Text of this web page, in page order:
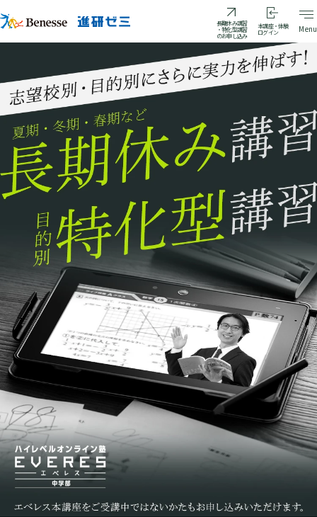
長期休み講習
・特化型講習
のお申し込み
本講座・体験
ログイン
Menu
Close